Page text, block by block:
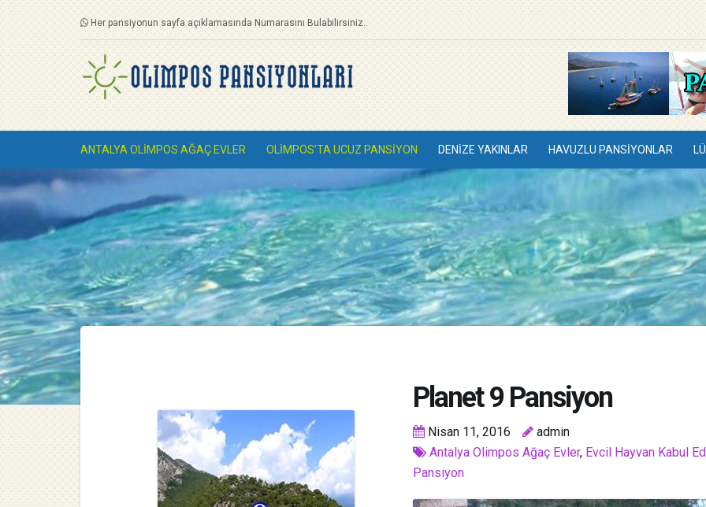
Her pansiyonun sayfa açıklamasında Numarasını Bulabilirsiniz..
ANTALYA OLIMPOS AĞAÇ EVLER OLIMPOS’TA UCUZ PANSIYON DENIZE YAKINLAR HAVUZLU PANSIYONLAR
Planet 9 Pansiyon
Nisan 11, 2016
admin
Antalya Olimpos Ağaç Evler, Evcil Hayvan Kabul
Pansiyon